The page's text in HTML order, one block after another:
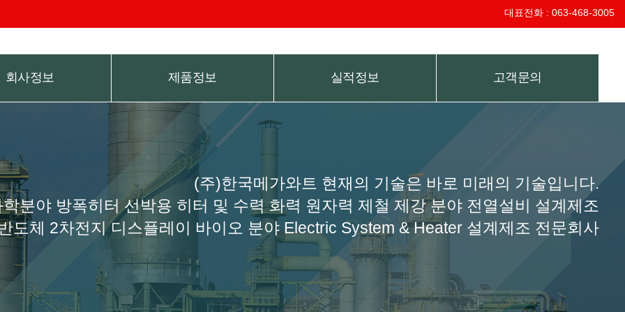
대표전화 : 063-468-3005
회사정보 제품정보 실적정보 고객문의
(주)한국메가와트 현재의 기술은 바로 미래의 기술입니다.
분야 방폭히터 선박용 히터 및 수력 화력 원자력 제철 제강 분야 전열설비 설계제조
도체 2차전지 디스플레이 바이오 분야 Electric System & Heater 설계제조 전문회사